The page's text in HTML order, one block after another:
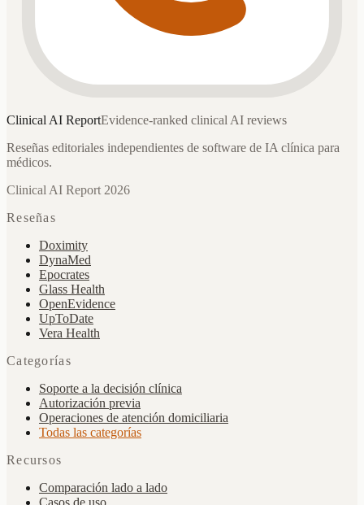
Clinical AI ReportEvidence-ranked clinical AI reviews
Reseñas editoriales independientes de software de IA clínica para
médicos.
Clinical AI Report 2026
Reseñas
Doximity
DynaMed
Epocrates
Glass Health
OpenEvidence
UpToDate
Vera Health
Categorías
Soporte a la decisión clínica
Autorización previa
Operaciones de atención domiciliaria
Todas las categorías
Recursos
Comparación lado a lado
Casos de uso